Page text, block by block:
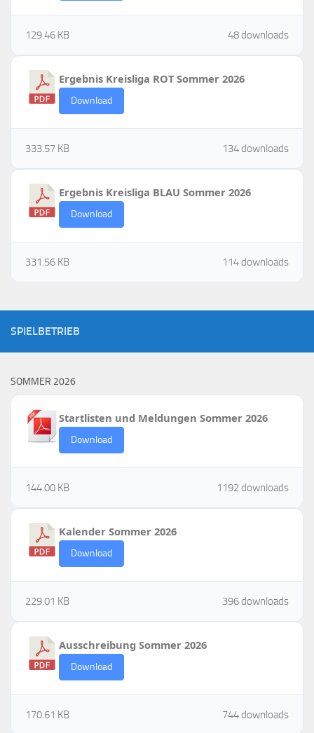
48 downloads
129.46 KB
Ergebnis Kreisliga ROT Sommer 2026
Download
134 downloads
333.57 KB
Ergebnis Kreisliga BLAU Sommer 2026
Download
114 downloads
331.56 KB
SPIELBETRIEB
SOMMER 2026
Startlisten und Meldungen Sommer 2026
Download
1192 downloads
144.00 KB
Kalender Sommer 2026
Download
396 downloads
229.01 KB
Ausschreibung Sommer 2026
Download
744 downloads
170.61 KB